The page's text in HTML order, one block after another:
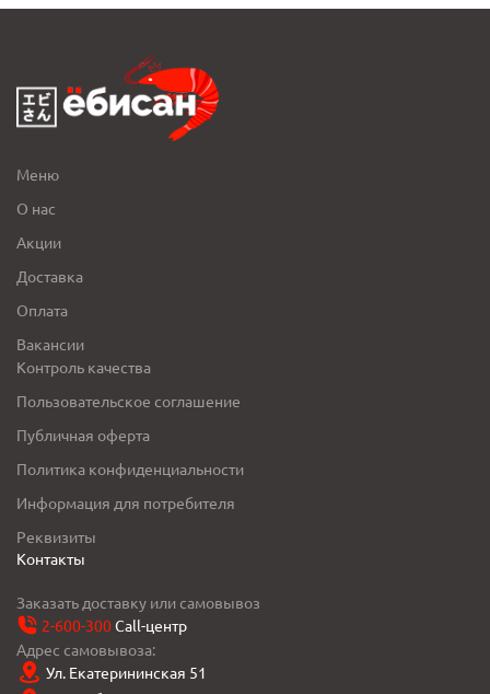
Меню
О нас
Акции
Доставка
Оплата
Вакансии
Контроль качества
Пользовательское соглашение
Публичная оферта
Политика конфиденциальности
Информация для потребителя
Реквизиты
Контакты
Заказать доставку или самовывоз
2-600-300Call-центр
Адрес самовывоза:
Ул. Екатерининская 51